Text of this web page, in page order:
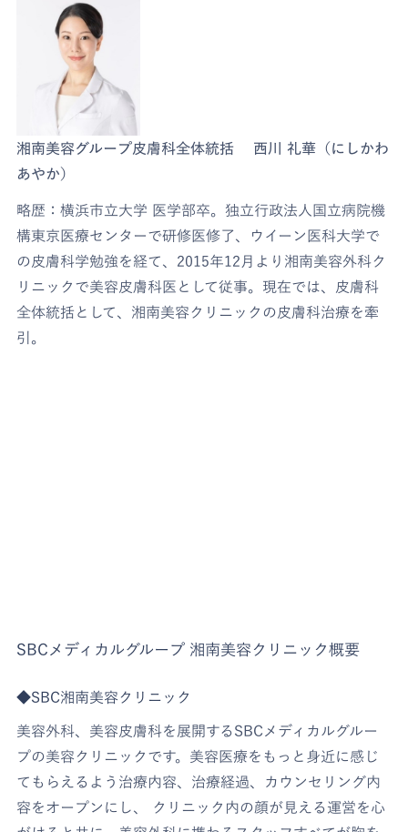
湘南美容グループ皮膚科全体統括 西川 礼華（にしかわ
あやか）
略歴：横浜市立大学 医学部卒。独立行政法人国立病院機
構東京医療センターで研修医修了、ウイーン医科大学で
の皮膚科学勉強を経て、2015年12月より湘南美容外科ク
リニックで美容皮膚科医として従事。現在では、皮膚科
全体統括として、湘南美容クリニックの皮膚科治療を牽
引。
SBCメディカルグループ 湘南美容クリニック概要
◆SBC湘南美容クリニック
美容外科、美容皮膚科を展開するSBCメディカルグルー
プの美容クリニックです。美容医療をもっと身近に感じ
てもらえるよう治療内容、治療経過、カウンセリング内
容をオープンにし、 クリニック内の顔が見える運営を心